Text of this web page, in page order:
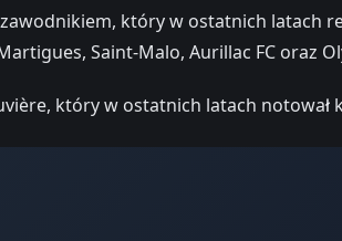
który w ostatnich latach
Saint-Malo, Aurillac FC oraz
który w ostatnich latach